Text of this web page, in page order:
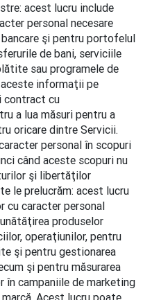
acest lucru include
personal necesare
şi pentru portofelul
de bani, serviciile
sau programele de
informaţii pe
contract cu
a lua măsuri pentru a
oricare dintre Servicii.
personal în scopuri
când aceste scopuri nu
şi libertăţilor
le prelucrăm: acest lucru
cu caracter personal
produselor
operaţiunilor, pentru
şi pentru gestionarea
şi pentru măsurarea
campaniile de marketing
Acest lucru poate